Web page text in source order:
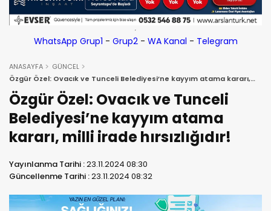
WhatsApp Grup1 - Grup2- WA Kanal - Telegram
ANASAYFA
GÜNCEL
Özgür Özel: Ovacık ve Tunceli Belediyesi’ne kayyım atama kararı,
milli irade hırsızlığıdır!
Özgür Özel: Ovacık ve Tunceli
Belediyesi’ne kayyım atama
kararı, milli irade hırsızlığıdır!
Yayınlanma Tarihi :23.11.2024 08:30
Güncellenme Tarihi :23.11.2024 08:32